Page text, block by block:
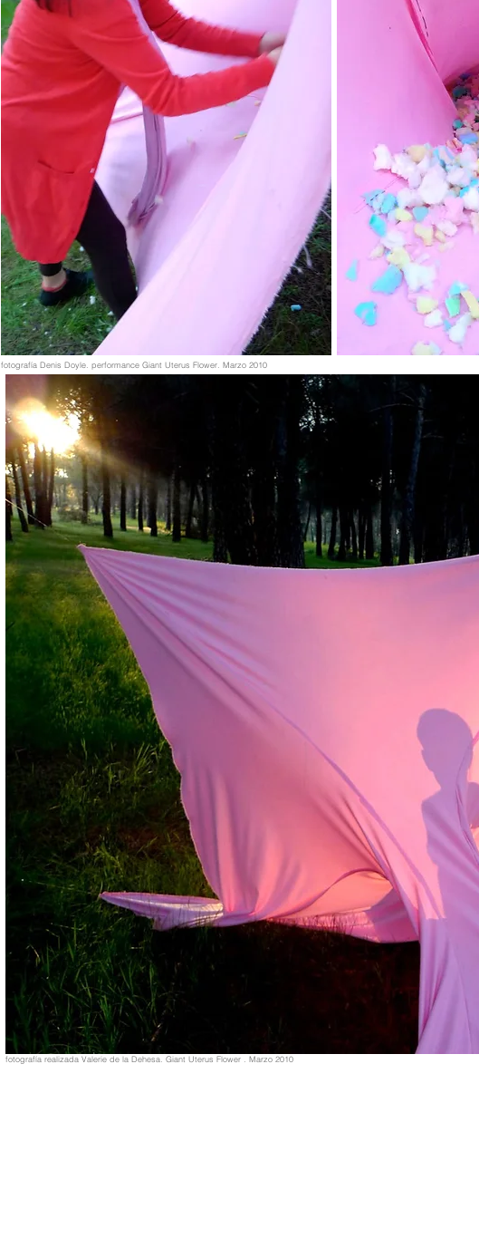
fotografía Denis Doyle. performance Giant Uterus Flower. Marzo 2010
fotografía realizada Valerie de la Dehesa. Giant Uterus Flower . Marzo 2010